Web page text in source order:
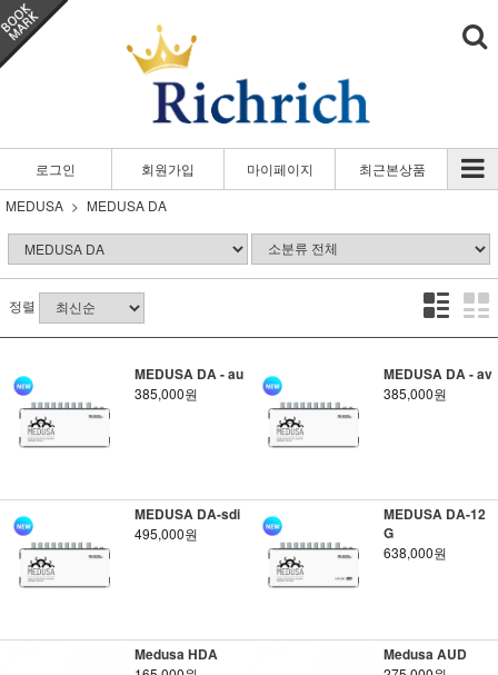
로그인 회원가입 마이페이지
최근본상품
MEDUSA
MEDUSA DA
정렬
MEDUSA DA - au
385,000원
MEDUSA DA - av
385,000원
MEDUSA DA-sdi
495,000원
MEDUSA DA-12
G
638,000원
Medusa HDA Medusa AUD